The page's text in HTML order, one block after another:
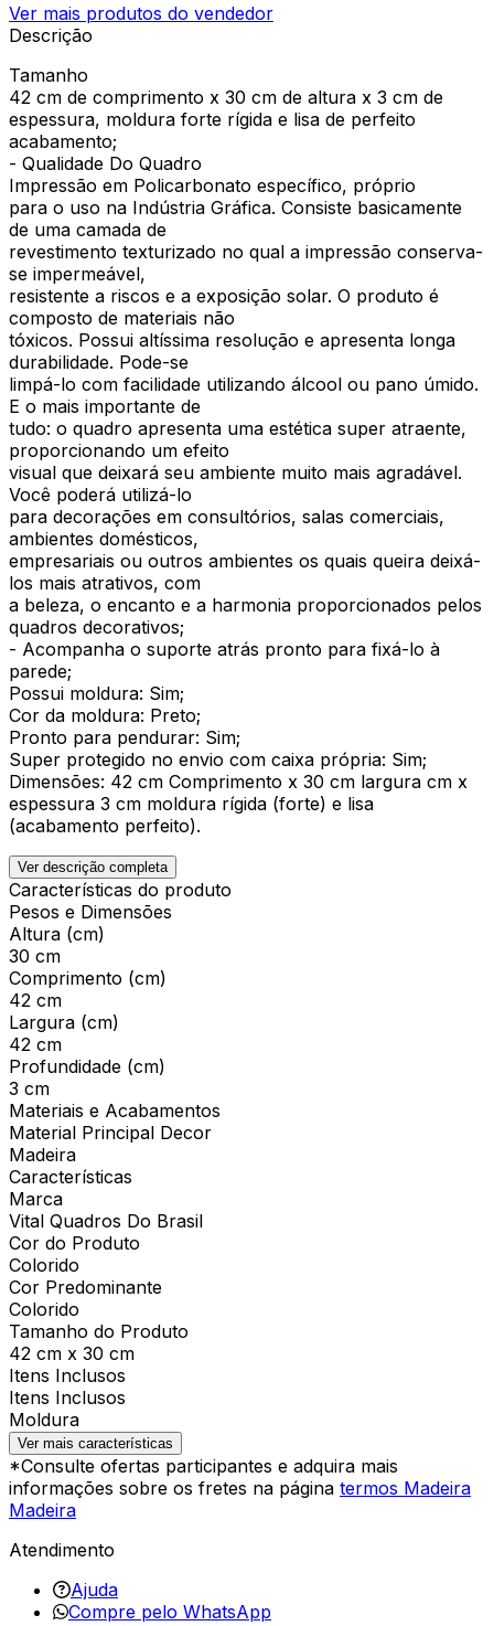
Ver mais produtos do vendedor
Descrição
Tamanho
42 cm de comprimento x 30 cm de altura x 3 cm de
espessura, moldura forte rígida e lisa de perfeito
acabamento;
- Qualidade Do Quadro
Impressão em Policarbonato específico, próprio
para o uso na Indústria Gráfica. Consiste basicamente
de uma camada de
revestimento texturizado no qual a impressão conserva-
se impermeável,
resistente a riscos e a exposição solar. O produto é
composto de materiais não
tóxicos. Possui altíssima resolução e apresenta longa
durabilidade. Pode-se
limpá-lo com facilidade utilizando álcool ou pano úmido.
E o mais importante de
tudo: o quadro apresenta uma estética super atraente,
proporcionando um efeito
visual que deixará seu ambiente muito mais agradável.
Você poderá utilizá-lo
para decorações em consultórios, salas comerciais,
ambientes domésticos,
empresariais ou outros ambientes os quais queira deixá-
los mais atrativos, com
a beleza, o encanto e a harmonia proporcionados pelos
quadros decorativos;
- Acompanha o suporte atrás pronto para fixá-lo à
parede;
Possui moldura: Sim;
Cor da moldura: Preto;
Pronto para pendurar: Sim;
Super protegido no envio com caixa própria: Sim;
Dimensões: 42 cm Comprimento x 30 cm largura cm x
espessura 3 cm moldura rígida (forte) e lisa
(acabamento perfeito).
Ver descrição completa
Características do produto
Pesos e Dimensões
Altura (cm)
30 cm
Comprimento (cm)
42 cm
Largura (cm)
42 cm
Profundidade (cm)
3 cm
Materiais e Acabamentos
Material Principal Decor
Madeira
Características
Marca
Vital Quadros Do Brasil
Cor do Produto
Colorido
Cor Predominante
Colorido
Tamanho do Produto
42 cm x 30 cm
Itens Inclusos
Itens Inclusos
Moldura
Ver mais características
*Consulte ofertas participantes e adquira mais
informações sobre os fretes na página termos Madeira
Madeira
Atendimento
Ajuda
Compre pelo WhatsApp